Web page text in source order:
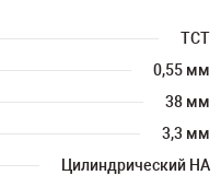
TCT
0,55 мм
38 мм
3,3 мм
Цилиндрический HA